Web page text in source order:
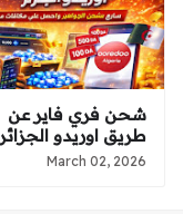
شحن فري فاير عن
طريق اوريدو الجزائر
March 02, 2026